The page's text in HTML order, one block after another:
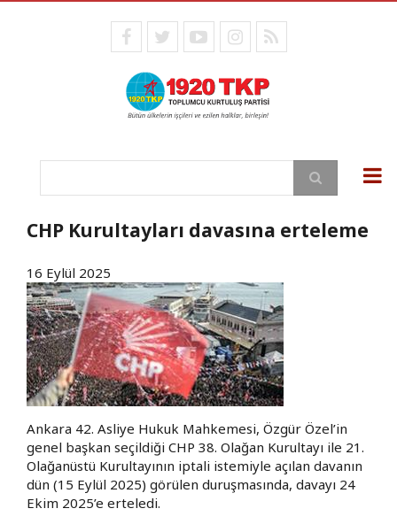
facebooktwitteryoutubeinstagram
RSS
Ara
CHP Kurultayları davasına erteleme
16 Eylül 2025
Ankara 42. Asliye Hukuk Mahkemesi, Özgür Özel’in
genel başkan seçildiği CHP 38. Olağan Kurultayı ile 21.
Olağanüstü Kurultayının iptali istemiyle açılan davanın
dün (15 Eylül 2025) görülen duruşmasında, davayı 24
Ekim 2025’e erteledi.